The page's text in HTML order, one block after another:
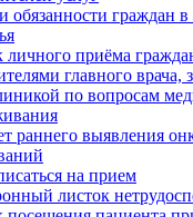
обязанности граждан
личного приёма
главного
по вопросам
раннего выявления
на прием
листок